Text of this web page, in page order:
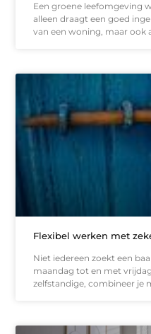
Een groene leefomgeving
alleen draagt een goed
van een woning, maar
Flexibel werken met
Niet iedereen zoekt een
maandag tot en met
zelfstandige, combineer je